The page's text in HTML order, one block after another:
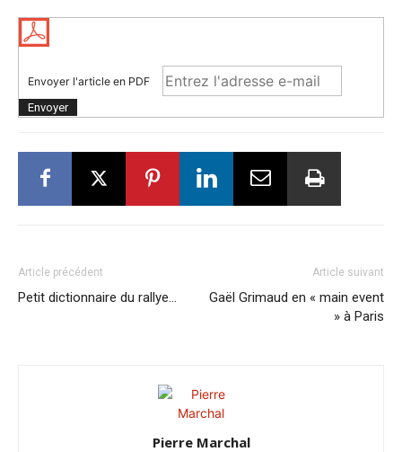
Envoyer l'article en PDF
Article précédent
Petit dictionnaire du rallye…
Article suivant
Gaël Grimaud en « main event
» à Paris
Pierre Marchal